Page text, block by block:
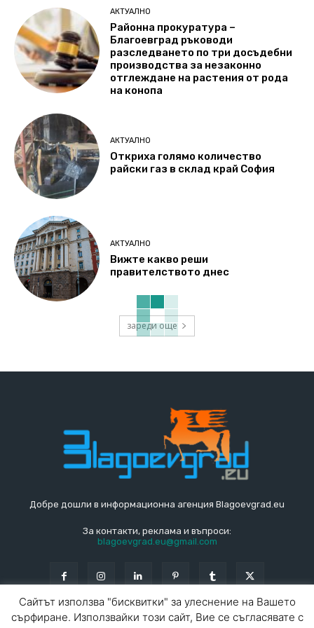
АКТУАЛНО
Районна прокуратура –
Благоевград ръководи
разследването по три досъдебни
производства за незаконно
отглеждане на растения от рода
на конопа
АКТУАЛНО
Откриха голямо количество
райски газ в склад край София
АКТУАЛНО
Вижте какво реши
правителството днес
зареди още
Добре дошли в информационна агенция Blagoevgrad.eu
За контакти, реклама и въпроси:
blagoevgrad.eu@gmail.com
Сайтът използва "бисквитки" за улеснение на Вашето
сърфиране. Използвайки този сайт, Вие се съгласявате с